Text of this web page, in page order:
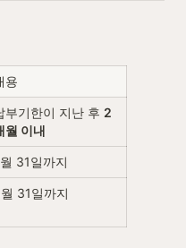
용
부기한이 지난 후 2
월 이내
31일까지
31일까지